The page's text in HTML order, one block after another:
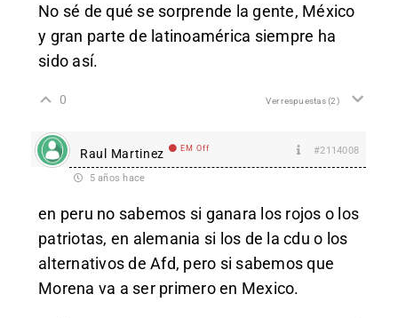
No sé de qué se sorprende la gente, México
y gran parte de latinoamérica siempre ha
sido así.
0 Ver respuestas(2)
Raul Martinez EM Off #2114008
5 años hace
en peru no sabemos si ganara los rojos o los
patriotas, en alemania si los de la cdu o los
alternativos de Afd, pero si sabemos que
Morena va a ser primero en Mexico.